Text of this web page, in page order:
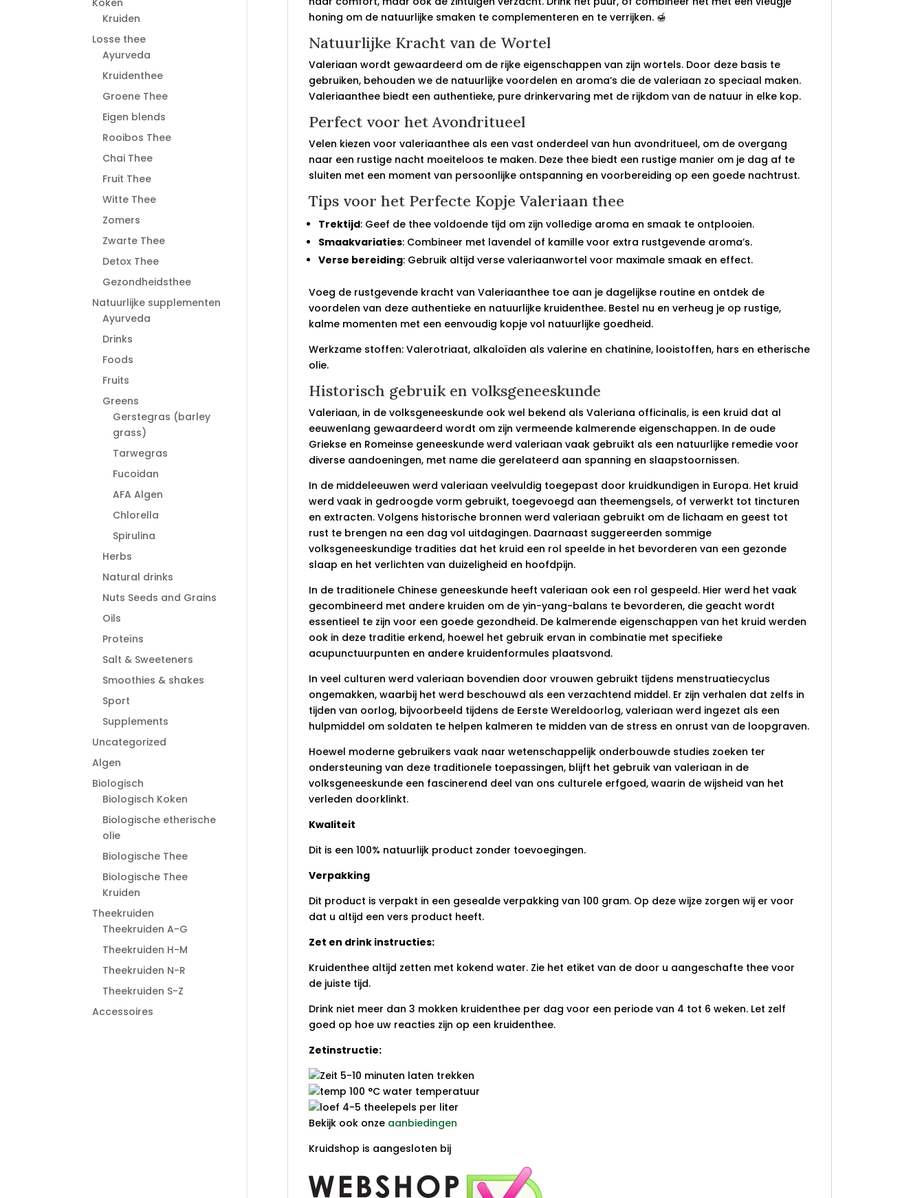
honing om de natuurlijke smaken te complementeren en te verrijken. 🍯
Natuurlijke Kracht van de Wortel
Valeriaan wordt gewaardeerd om de rijke eigenschappen van zijn wortels. Door deze basis te
gebruiken, behouden we de natuurlijke voordelen en aroma’s die de valeriaan zo speciaal maken.
Valeriaanthee biedt een authentieke, pure drinkervaring met de rijkdom van de natuur in elke kop.
Perfect voor het Avondritueel
Velen kiezen voor valeriaanthee als een vast onderdeel van hun avondritueel, om de overgang
naar een rustige nacht moeiteloos te maken. Deze thee biedt een rustige manier om je dag af te
sluiten met een moment van persoonlijke ontspanning en voorbereiding op een goede nachtrust.
Tips voor het Perfecte Kopje Valeriaan thee
Trektijd: Geef de thee voldoende tijd om zijn volledige aroma en smaak te ontplooien.
Smaakvariaties: Combineer met lavendel of kamille voor extra rustgevende aroma’s.
Verse bereiding: Gebruik altijd verse valeriaanwortel voor maximale smaak en effect.
Voeg de rustgevende kracht van Valeriaanthee toe aan je dagelijkse routine en ontdek de
voordelen van deze authentieke en natuurlijke kruidenthee. Bestel nu en verheug je op rustige,
kalme momenten met een eenvoudig kopje vol natuurlijke goedheid.
Werkzame stoffen: Valerotriaat, alkaloïden als valerine en chatinine, looistoffen, hars en etherische
olie.
Historisch gebruik en volksgeneeskunde
Valeriaan, in de volksgeneeskunde ook wel bekend als Valeriana officinalis, is een kruid dat al
eeuwenlang gewaardeerd wordt om zijn vermeende kalmerende eigenschappen. In de oude
Griekse en Romeinse geneeskunde werd valeriaan vaak gebruikt als een natuurlijke remedie voor
diverse aandoeningen, met name die gerelateerd aan spanning en slaapstoornissen.
In de middeleeuwen werd valeriaan veelvuldig toegepast door kruidkundigen in Europa. Het kruid
werd vaak in gedroogde vorm gebruikt, toegevoegd aan theemengsels, of verwerkt tot tincturen
en extracten. Volgens historische bronnen werd valeriaan gebruikt om de lichaam en geest tot
rust te brengen na een dag vol uitdagingen. Daarnaast suggereerden sommige
volksgeneeskundige tradities dat het kruid een rol speelde in het bevorderen van een gezonde
slaap en het verlichten van duizeligheid en hoofdpijn.
In de traditionele Chinese geneeskunde heeft valeriaan ook een rol gespeeld. Hier werd het vaak
gecombineerd met andere kruiden om de yin-yang-balans te bevorderen, die geacht wordt
essentieel te zijn voor een goede gezondheid. De kalmerende eigenschappen van het kruid werden
ook in deze traditie erkend, hoewel het gebruik ervan in combinatie met specifieke
acupunctuurpunten en andere kruidenformules plaatsvond.
In veel culturen werd valeriaan bovendien door vrouwen gebruikt tijdens menstruatiecyclus
ongemakken, waarbij het werd beschouwd als een verzachtend middel. Er zijn verhalen dat zelfs in
tijden van oorlog, bijvoorbeeld tijdens de Eerste Wereldoorlog, valeriaan werd ingezet als een
hulpmiddel om soldaten te helpen kalmeren te midden van de stress en onrust van de loopgraven.
Hoewel moderne gebruikers vaak naar wetenschappelijk onderbouwde studies zoeken ter
ondersteuning van deze traditionele toepassingen, blijft het gebruik van valeriaan in de
volksgeneeskunde een fascinerend deel van ons culturele erfgoed, waarin de wijsheid van het
verleden doorklinkt.
Kwaliteit
Dit is een 100% natuurlijk product zonder toevoegingen.
Verpakking
Dit product is verpakt in een gesealde verpakking van 100 gram. Op deze wijze zorgen wij er voor
dat u altijd een vers product heeft.
Zet en drink instructies:
Kruidenthee altijd zetten met kokend water. Zie het etiket van de door u aangeschafte thee voor
de juiste tijd.
Drink niet meer dan 3 mokken kruidenthee per dag voor een periode van 4 tot 6 weken. Let zelf
goed op hoe uw reacties zijn op een kruidenthee.
Zetinstructie:
5-10 minuten laten trekken
100 °C water temperatuur
4-5 theelepels per liter
Bekijk ook onze aanbiedingen
Kruidshop is aangesloten bij
Koken
Kruiden
Losse thee
Ayurveda
Kruidenthee
Groene Thee
Eigen blends
Rooibos Thee
Chai Thee
Fruit Thee
Witte Thee
Zomers
Zwarte Thee
Detox Thee
Gezondheidsthee
Natuurlijke supplementen
Ayurveda
Drinks
Foods
Fruits
Greens
Gerstegras (barley
grass)
Tarwegras
Fucoidan
AFA Algen
Chlorella
Spirulina
Herbs
Natural drinks
Nuts Seeds and Grains
Oils
Proteïns
Salt & Sweeteners
Smoothies & shakes
Sport
Supplements
Uncategorized
Algen
Biologisch
Biologisch Koken
Biologische etherische
olie
Biologische Thee
Biologische Thee
Kruiden
Theekruiden
Theekruiden A-G
Theekruiden H-M
Theekruiden N-R
Theekruiden S-Z
Accessoires